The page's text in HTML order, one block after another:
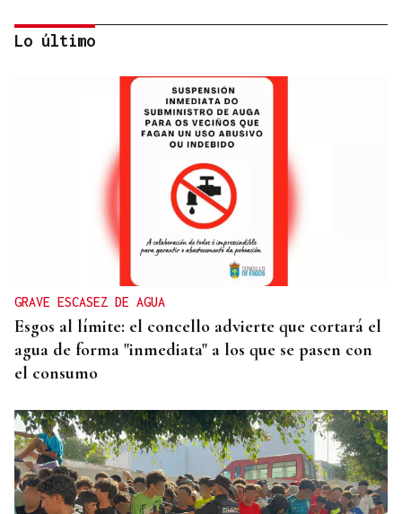
La OPEP+ sigue ampliando la oferta de petróleo
para estabilizar el mercado
Lo último
GRAVE ESCASEZ DE AGUA
Esgos al límite: el concello advierte que cortará el
agua de forma "inmediata" a los que se pasen con
el consumo